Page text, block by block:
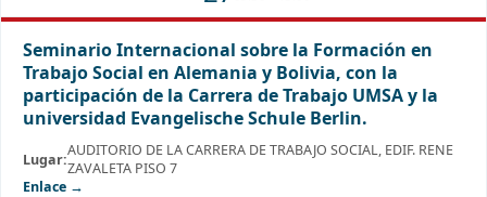
Seminario Internacional sobre la Formación en
Trabajo Social en Alemania y Bolivia, con la
participación de la Carrera de Trabajo UMSA y la
universidad Evangelische Schule Berlin.
Lugar:AUDITORIO DE LA CARRERA DE TRABAJO SOCIAL, EDIF. RENE
ZAVALETA PISO 7
Enlace →